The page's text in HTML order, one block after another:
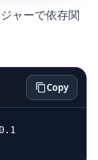
ャーで依存関
Copy